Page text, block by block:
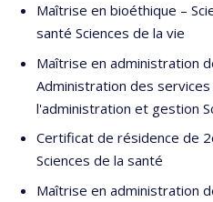
Maîtrise en bioéthique –
santé Sciences de la vie
Maîtrise en administration
Administration des
l'administration et gestion
Certificat de résidence de
Sciences de la santé
Maîtrise en administration